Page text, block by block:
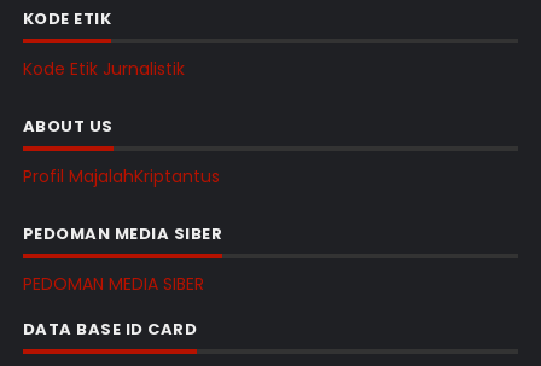
KODE ETIK
Kode Etik Jurnalistik
ABOUT US
Profil MajalahKriptantus
PEDOMAN MEDIA SIBER
PEDOMAN MEDIA SIBER
DATA BASE ID CARD